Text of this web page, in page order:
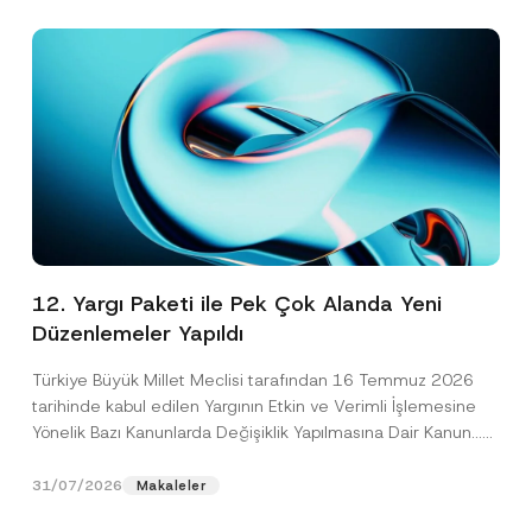
12. Yargı Paketi ile Pek Çok Alanda Yeni
Düzenlemeler Yapıldı
Türkiye Büyük Millet Meclisi tarafından 16 Temmuz 2026
tarihinde kabul edilen Yargının Etkin ve Verimli İşlemesine
Yönelik Bazı Kanunlarda Değişiklik Yapılmasına Dair Kanun...
31/07/2026 Makaleler